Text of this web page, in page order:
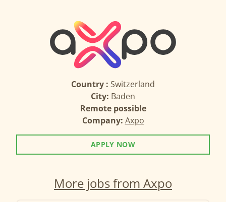
Country : Switzerland
City: Baden
Remote possible
Company: Axpo
APPLY NOW
More jobs from Axpo